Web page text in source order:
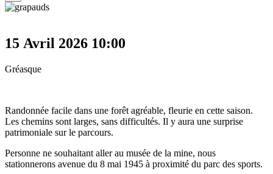
15 Avril 2026 10:00
Gréasque
Randonnée facile dans une forêt agréable, fleurie en cette saison.
Les chemins sont larges, sans difficultés. Il y aura une surprise
patrimoniale sur le parcours.
Personne ne souhaitant aller au musée de la mine, nous
stationnerons avenue du 8 mai 1945 à proximité du parc des sports.